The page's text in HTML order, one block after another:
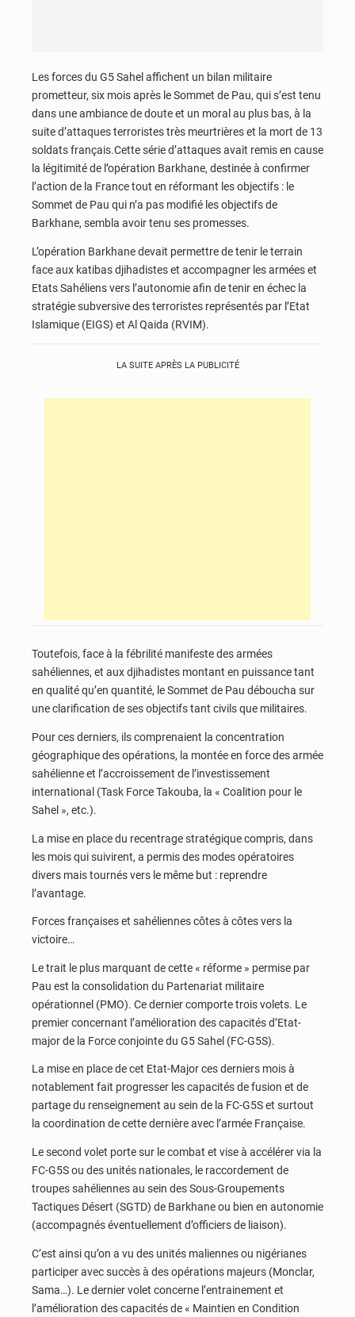
Les forces du G5 Sahel affichent un bilan militaire
prometteur, six mois après le Sommet de Pau, qui s’est tenu
dans une ambiance de doute et un moral au plus bas, à la
suite d’attaques terroristes très meurtrières et la mort de 13
soldats français.Cette série d’attaques avait remis en cause
la légitimité de l’opération Barkhane, destinée à confirmer
l’action de la France tout en réformant les objectifs : le
Sommet de Pau qui n’a pas modifié les objectifs de
Barkhane, sembla avoir tenu ses promesses.
L’opération Barkhane devait permettre de tenir le terrain
face aux katibas djihadistes et accompagner les armées et
Etats Sahéliens vers l’autonomie afin de tenir en échec la
stratégie subversive des terroristes représentés par l’Etat
Islamique (EIGS) et Al Qaida (RVIM).
LA SUITE APRÈS LA PUBLICITÉ
Toutefois, face à la fébrilité manifeste des armées
sahéliennes, et aux djihadistes montant en puissance tant
en qualité qu’en quantité, le Sommet de Pau déboucha sur
une clarification de ses objectifs tant civils que militaires.
Pour ces derniers, ils comprenaient la concentration
géographique des opérations, la montée en force des armée
sahélienne et l’accroissement de l’investissement
international (Task Force Takouba, la « Coalition pour le
Sahel », etc.).
La mise en place du recentrage stratégique compris, dans
les mois qui suivirent, a permis des modes opératoires
divers mais tournés vers le même but : reprendre
l’avantage.
Forces françaises et sahéliennes côtes à côtes vers la
victoire…
Le trait le plus marquant de cette « réforme » permise par
Pau est la consolidation du Partenariat militaire
opérationnel (PMO). Ce dernier comporte trois volets. Le
premier concernant l’amélioration des capacités d’Etat-
major de la Force conjointe du G5 Sahel (FC-G5S).
La mise en place de cet Etat-Major ces derniers mois à
notablement fait progresser les capacités de fusion et de
partage du renseignement au sein de la FC-G5S et surtout
la coordination de cette dernière avec l’armée Française.
Le second volet porte sur le combat et vise à accélérer via la
FC-G5S ou des unités nationales, le raccordement de
troupes sahéliennes au sein des Sous-Groupements
Tactiques Désert (SGTD) de Barkhane ou bien en autonomie
(accompagnés éventuellement d’officiers de liaison).
C’est ainsi qu’on a vu des unités maliennes ou nigérianes
participer avec succès à des opérations majeurs (Monclar,
Sama…). Le dernier volet concerne l’entrainement et
l’amélioration des capacités de « Maintien en Condition